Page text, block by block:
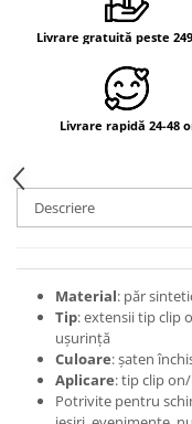
Livrare gratuită peste
Livrare rapidă 24-48
Descriere
Material: păr
Tip: extensii tip clip
ușurință
Culoare: șaten
Aplicare: tip clip
Potrivite pentru